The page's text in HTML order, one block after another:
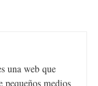
una web que
pequeños medios